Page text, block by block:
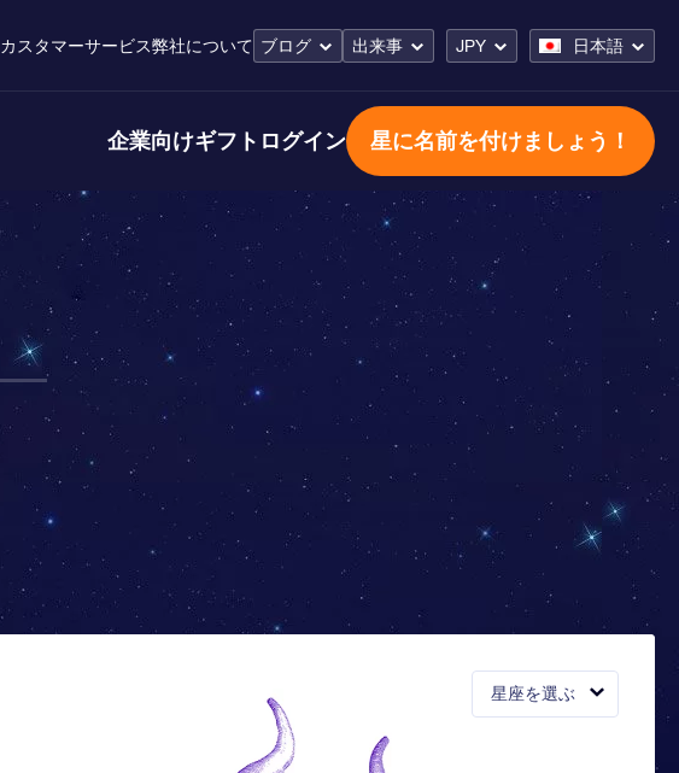
カスタマーサービス弊社について ブログ 出来事 JPY 日本語
企業向けギフト ログイン 星に名前を付けましょう！
星座を選ぶ